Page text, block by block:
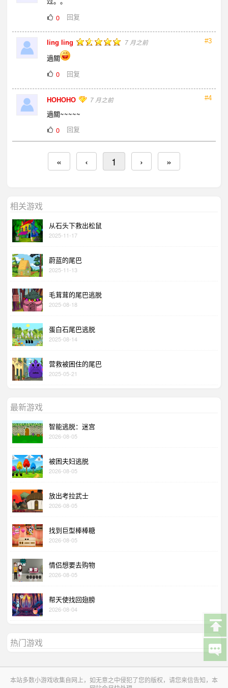
0
回复
#3
ling ling 7 月之前
過關
0
回复
#4
HOHOHO 7 月之前
過關~~~~~
0
回复
« ‹ 1 › »
相关游戏
从石头下救出松鼠
2025-11-17
蔚蓝的尾巴
2025-11-13
毛茸茸的尾巴逃脱
2025-08-18
蛋白石尾巴逃脱
2025-08-14
营救被困住的尾巴
2025-05-21
最新游戏
智能逃脱：迷宫
2026-08-05
被困夫妇逃脱
2026-08-05
放出考拉武士
2026-08-05
找到巨型棒棒糖
2026-08-05
情侣想要去购物
2026-08-05
帮天使找回翅膀
2026-08-04
热门游戏
本站多数小游戏收集自网上，如无意之中侵犯了您的版权，请您来信告知，本